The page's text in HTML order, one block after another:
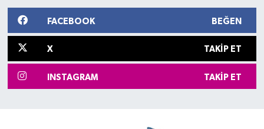
FACEBOOK BEĞEN
X TAKIP ET
INSTAGRAM TAKIP ET